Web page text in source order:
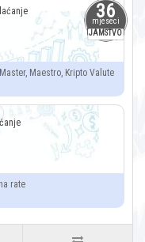
36
mjeseci
JAMSTVO
Maestro, Kripto Valute
rate